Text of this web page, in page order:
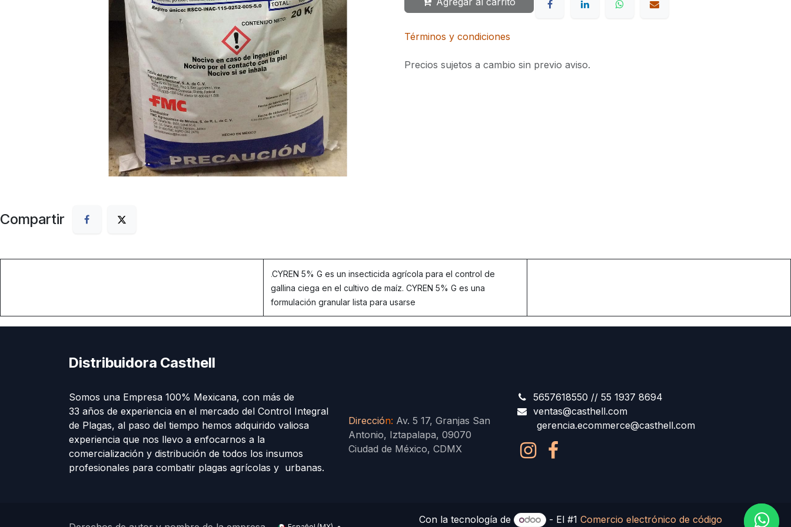
Términos y condiciones
Precios sujetos a cambio sin previo aviso.
Compartir
.CYREN 5% G es un insecticida agrícola para el control de
gallina ciega en el cultivo de maíz. CYREN 5% G es una
formulación granular lista para usarse
Distribuidora Casthell
Somos una Empresa 100% Mexicana, con más de
33 años de experiencia en el mercado del Control Integral
de Plagas, al paso del tiempo hemos adquirido valiosa
experiencia que nos llevo a enfocarnos a la
comercialización y distribución de todos los insumos
profesionales para combatir plagas agrícolas y urbanas.
Dirección: Av. 5 17, Granjas San
Antonio, Iztapalapa, 09070
Ciudad de México, CDMX
5657618550 // 55 1937 8694
ventas@casthell.com
gerencia.ecommerce@casthell.com
Con la tecnología de - El #1 Comercio electrónico de código